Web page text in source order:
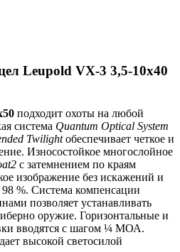
Leupold VX-3 3,5-10x40
подходит охоты на любой
система Quantum Optical System
Twilightобеспечивает четкое и
Износостойкое многослойное
с затемнением по краям
изображение без искажений и
%. Система компенсации
позволяет устанавливать
оружие. Горизонтальные и
вводятся с шагом ¼ МОА.
высокой светосилой